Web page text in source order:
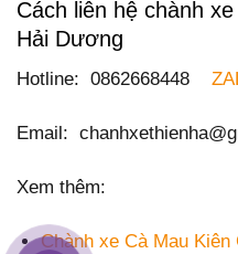
Cách liên hệ chành
Hải Dương
Hotline: 0862668448
Email:
Xem thêm:
Chành xe Cà Mau Kiên